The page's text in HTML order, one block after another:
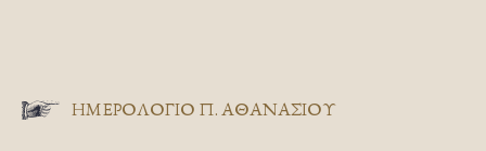
ΗΜΕΡΟΛΟΓΙΟ Π. ΑΘΑΝΑΣΙΟΥ